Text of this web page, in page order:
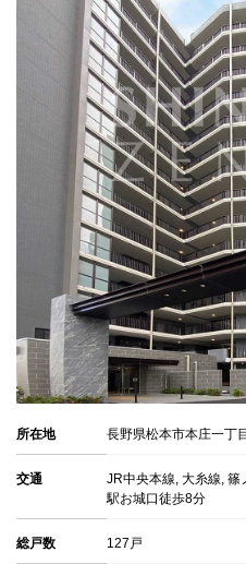
所在地 長野県松本市本庄一丁
交通
JR中央本線, 大糸線, 篠
駅お城口徒歩8分
総戸数 127戸